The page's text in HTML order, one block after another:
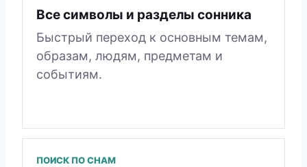
Все символы и разделы сонника
Быстрый переход к основным темам,
образам, людям, предметам и
событиям.
ПОИСК ПО СНАМ